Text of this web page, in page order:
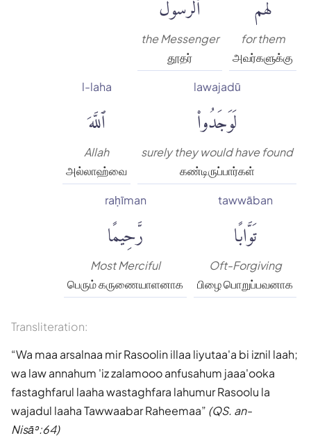
for them
அவர்களுக்கு
the Messenger
தூதர்
lawajadū
لَوَجَدُوا۟
surely they would have found
கண்டிருப்பார்கள்
l-laha
ٱللَّهَ
Allah
அல்லாஹ்வை
tawwāban
تَوَّابًا
Oft-Forgiving
பிழை பொறுப்பவனாக
raḥīman
رَّحِيمًا
Most Merciful
பெரும் கருணையாளனாக
Transliteration:
Wa maa arsalnaa mir Rasoolin illaa liyutaa'a bi iznil laah;
wa law annahum 'iz zalamooo anfusahum jaaa'ooka
fastaghfarul laaha wastaghfara lahumur Rasoolu la
wajadul laaha Tawwaabar Raheemaa (QS. an-
Nisāʾ:64)